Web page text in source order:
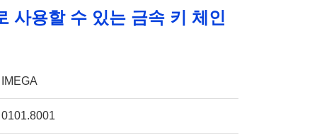
사용할 수 있는 금속 키 체인
IMEGA
0101.8001